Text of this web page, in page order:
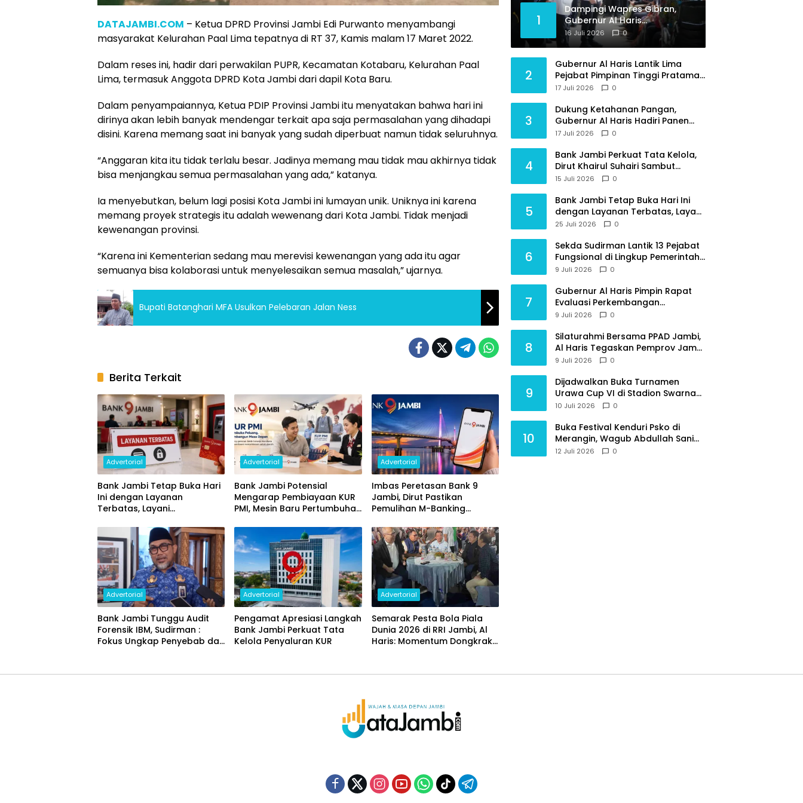
DATAJAMBI.COM – Ketua DPRD Provinsi Jambi Edi Purwanto menyambangi
masyarakat Kelurahan Paal Lima tepatnya di RT 37, Kamis malam 17 Maret 2022.
Dalam reses ini, hadir dari perwakilan PUPR, Kecamatan Kotabaru, Kelurahan Paal
Lima, termasuk Anggota DPRD Kota Jambi dari dapil Kota Baru.
Dalam penyampaiannya, Ketua PDIP Provinsi Jambi itu menyatakan bahwa hari ini
dirinya akan lebih banyak mendengar terkait apa saja permasalahan yang dihadapi
disini. Karena memang saat ini banyak yang sudah diperbuat namun tidak seluruhnya.
“Anggaran kita itu tidak terlalu besar. Jadinya memang mau tidak mau akhirnya tidak
bisa menjangkau semua permasalahan yang ada,” katanya.
Ia menyebutkan, belum lagi posisi Kota Jambi ini lumayan unik. Uniknya ini karena
memang proyek strategis itu adalah wewenang dari Kota Jambi. Tidak menjadi
kewenangan provinsi.
“Karena ini Kementerian sedang mau merevisi kewenangan yang ada itu agar
semuanya bisa kolaborasi untuk menyelesaikan semua masalah,” ujarnya.
Bupati Batanghari MFA Usulkan Pelebaran Jalan Ness
Berita Terkait
Advertorial
Bank Jambi Tetap Buka Hari
Ini dengan Layanan
Terbatas, Layani
Perubahan PIN
Advertorial
Bank Jambi Potensial
Mengarap Pembiayaan KUR
PMI, Mesin Baru Pertumbuhan
Advertorial
Imbas Peretasan Bank 9
Jambi, Dirut Pastikan
Pemulihan M-Banking
Advertorial
Bank Jambi Tunggu Audit
Forensik IBM, Sudirman :
Fokus Ungkap Penyebab dan
Advertorial
Pengamat Apresiasi Langkah
Bank Jambi Perkuat Tata
Kelola Penyaluran KUR
Advertorial
Semarak Pesta Bola Piala
Dunia 2026 di RRI Jambi, Al
Haris: Momentum Dongkrak
1
Dampingi Wapres Gibran,
Gubernur Al Haris
Perjuangkan MRI Baru dan
Tambahan Dokter Spesialis
16 Juli 2026 0
2
Gubernur Al Haris Lantik Lima
Pejabat Pimpinan Tinggi Pratama,
Tekankan Penguatan Kinerja dan
17 Juli 2026 0
3
Dukung Ketahanan Pangan,
Gubernur Al Haris Hadiri Panen
Raya TNI di Kabupaten
17 Juli 2026 0
4
Bank Jambi Perkuat Tata Kelola,
Dirut Khairul Suhairi Sambut
Sinergi Strategis Bersama BPKP
15 Juli 2026 0
5
Bank Jambi Tetap Buka Hari Ini
dengan Layanan Terbatas, Layani
Penggantian Kartu ATM dan
25 Juli 2026 0
6
Sekda Sudirman Lantik 13 Pejabat
Fungsional di Lingkup Pemerintah
Provinsi Jambi
9 Juli 2026 0
7
Gubernur Al Haris Pimpin Rapat
Evaluasi Perkembangan
Pelaksanaan Kegiatan
9 Juli 2026 0
8
Silaturahmi Bersama PPAD Jambi,
Al Haris Tegaskan Pemprov Jambi
Terus Rangkul Para Purnawirawan
9 Juli 2026 0
9
Dijadwalkan Buka Turnamen
Urawa Cup VI di Stadion Swarna
Bhumi, Gubernur Al Haris Siap
10 Juli 2026 0
10
Buka Festival Kenduri Psko di
Merangin, Wagub Abdullah Sani
Ajak Generasi Muda Jaga Budaya
12 Juli 2026 0